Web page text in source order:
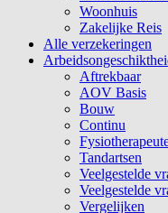
Woonhuis
Zakelijke Reis
Alle verzekeringen
Aftrekbaar
AOV Basis
Bouw
Continu
Tandartsen
Veelgestelde
Veelgestelde
Vergelijken